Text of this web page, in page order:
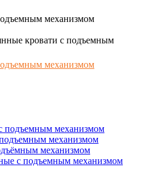
механизмом
кровати с подъемным
механизмом
подъемным механизмом
механизмом
механизмом
с подъемным механизмом